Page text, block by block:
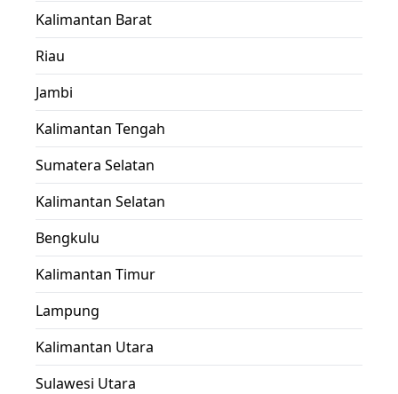
Kalimantan Barat
Riau
Jambi
Kalimantan Tengah
Sumatera Selatan
Kalimantan Selatan
Bengkulu
Kalimantan Timur
Lampung
Kalimantan Utara
Sulawesi Utara